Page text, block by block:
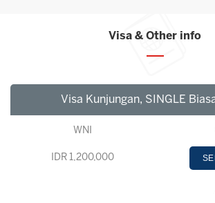
Visa & Other info
Visa Kunjungan, SINGLE
WNI
IDR 1,200,000